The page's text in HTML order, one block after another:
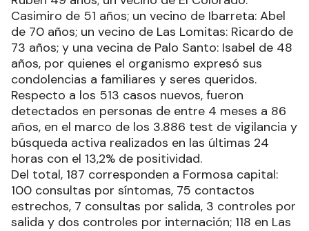
Casimiro de 51 años; un vecino de Ibarreta: Abel
de 70 años; un vecino de Las Lomitas: Ricardo de
73 años; y una vecina de Palo Santo: Isabel de 48
años, por quienes el organismo expresó sus
condolencias a familiares y seres queridos.
Respecto a los 513 casos nuevos, fueron
detectados en personas de entre 4 meses a 86
años, en el marco de los 3.886 test de vigilancia y
búsqueda activa realizados en las últimas 24
horas con el 13,2% de positividad.
Del total, 187 corresponden a Formosa capital:
100 consultas por síntomas, 75 contactos
estrechos, 7 consultas por salida, 3 controles por
salida y dos controles por internación; 118 en Las